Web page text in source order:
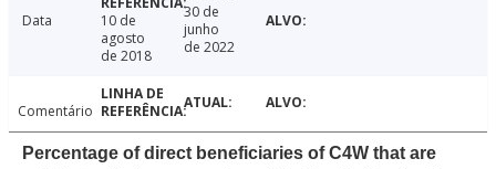
Data
10 de
agosto
de 2018
30 de
junho
de 2022
Comentário
Percentage of direct beneficiaries of C4W that are